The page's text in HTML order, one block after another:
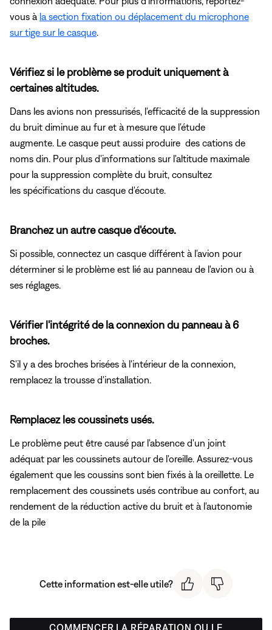
vous à la section fixation ou déplacement du microphone
sur tige sur le casque.
Vérifiez si le problème se produit uniquement à
certaines altitudes.
Dans les avions non pressurisés, l'efficacité de la suppression
du bruit diminue au fur et à mesure que l'étude
augmente. Le casque peut aussi produire des cations de
noms din. Pour plus d'informations sur l'altitude maximale
pour la suppression complète du bruit, consultez
les spécifications du casque d'écoute.
Branchez un autre casque d'écoute.
Si possible, connectez un casque différent à l'avion pour
déterminer si le problème est lié au panneau de l'avion ou à
ses réglages.
Vérifier l'intégrité de la connexion du panneau à 6
broches.
S'il y a des broches brisées à l'intérieur de la connexion,
remplacez la trousse d'installation.
Remplacez les coussinets usés.
Le problème peut être causé par l'absence d'un joint
adéquat par les coussinets autour de l'oreille. Assurez-vous
également que les coussins sont bien fixés à la oreillette. Le
remplacement des coussinets usés contribue au confort, au
rendement de la réduction active du bruit et à l'autonomie
de la pile
Cette information est-elle utile?
COMMENCER LA RÉPARATION OU LE